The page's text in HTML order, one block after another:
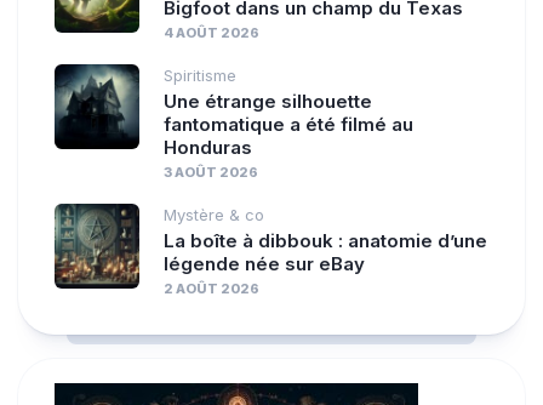
Bigfoot dans un champ du Texas
4 AOÛT 2026
Spiritisme
Une étrange silhouette
fantomatique a été filmé au
Honduras
3 AOÛT 2026
Mystère & co
La boîte à dibbouk : anatomie d’une
légende née sur eBay
2 AOÛT 2026